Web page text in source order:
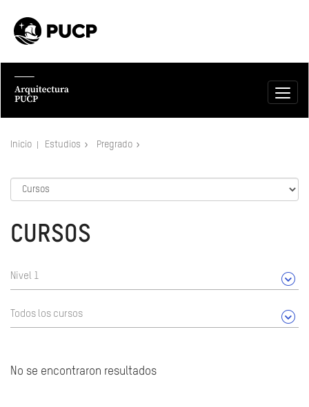
Inicio Estudios Pregrado
CURSOS
Nivel 1
Todos los cursos
No se encontraron resultados